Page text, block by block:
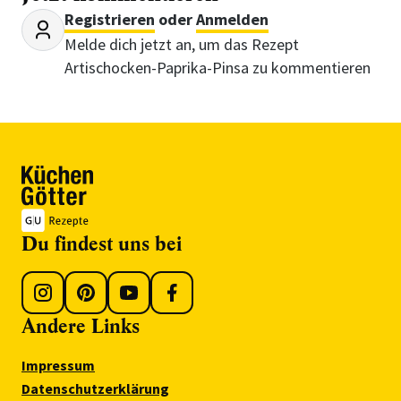
Registrieren oderAnmelden
Melde dich jetzt an, um das Rezept
Artischocken-Paprika-Pinsa zu kommentieren
Du findest uns bei
Andere Links
Impressum
Datenschutzerklärung